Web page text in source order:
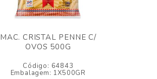
MAC. CRISTAL PENNE C/
OVOS 500G
Código: 64843
Embalagem: 1X500GR